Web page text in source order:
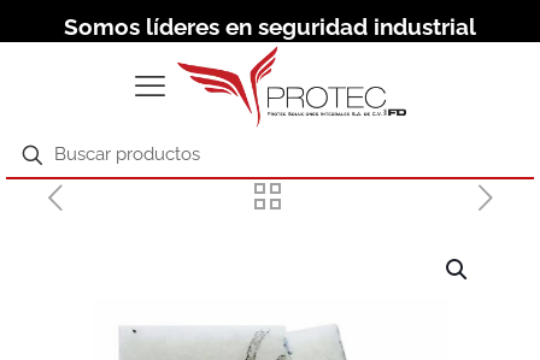
Somos líderes en seguridad industrial